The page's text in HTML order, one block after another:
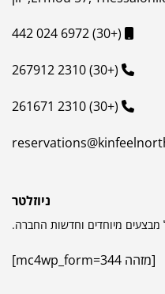
(+30) 6972 024 442
(+30) 2310 267912
(+30) 2310 261671
ניוזלטר
מבצעים מיוחדים וחדשות החברה.
[מזהה mc4wp_form=344]